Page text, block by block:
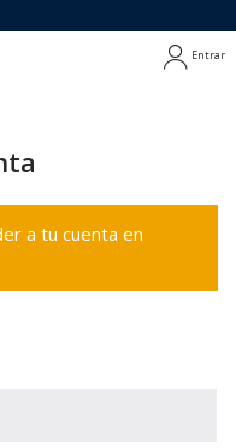
Entrar
a tu cuenta en